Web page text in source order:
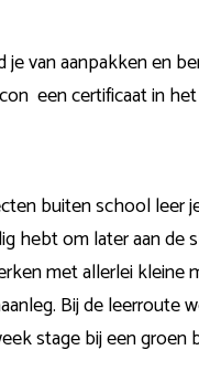
je van aanpakken en
een certificaat in het
buiten school leer
hebt om later aan de
met allerlei kleine
Bij de leerroute
stage bij een groen